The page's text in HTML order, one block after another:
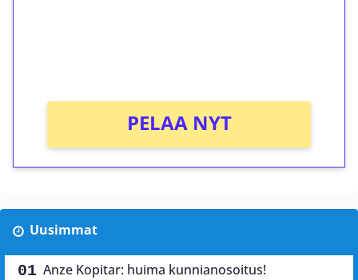
PELAA NYT
Uusimmat
Anze Kopitar: huima kunnianosoitus!